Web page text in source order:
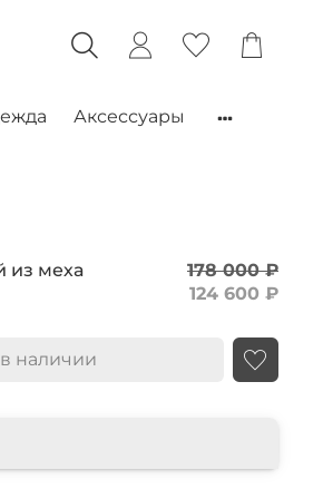
Аксессуары
из меха
178 000 ₽
124 600 ₽
наличии